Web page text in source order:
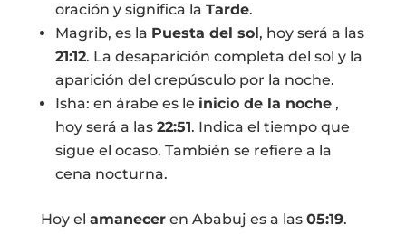
oración y significa la Tarde.
Magrib, es la Puesta del sol, hoy será a las
21:12. La desaparición completa del sol y la
aparición del crepúsculo por la noche.
Isha: en árabe es le inicio de la noche,
hoy será a las 22:51. Indica el tiempo que
sigue el ocaso. También se refiere a la
cena nocturna.
Hoy el amaneceren Ababuj es a las 05:19.